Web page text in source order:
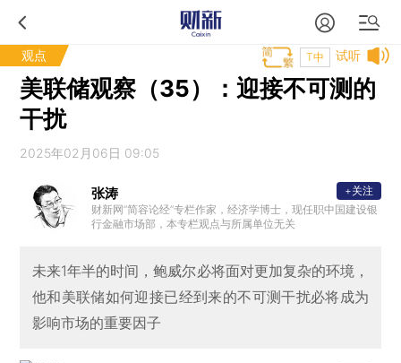
观点 试听
T中
美联储观察（35）：迎接不可测的
干扰
2025年02月06日 09:05
张涛
财新网“简容论经”专栏作家，经济学博士，现任职中国建设银
行金融市场部，本专栏观点与所属单位无关
+关注
未来1年半的时间，鲍威尔必将面对更加复杂的环境，
他和美联储如何迎接已经到来的不可测干扰必将成为
影响市场的重要因子